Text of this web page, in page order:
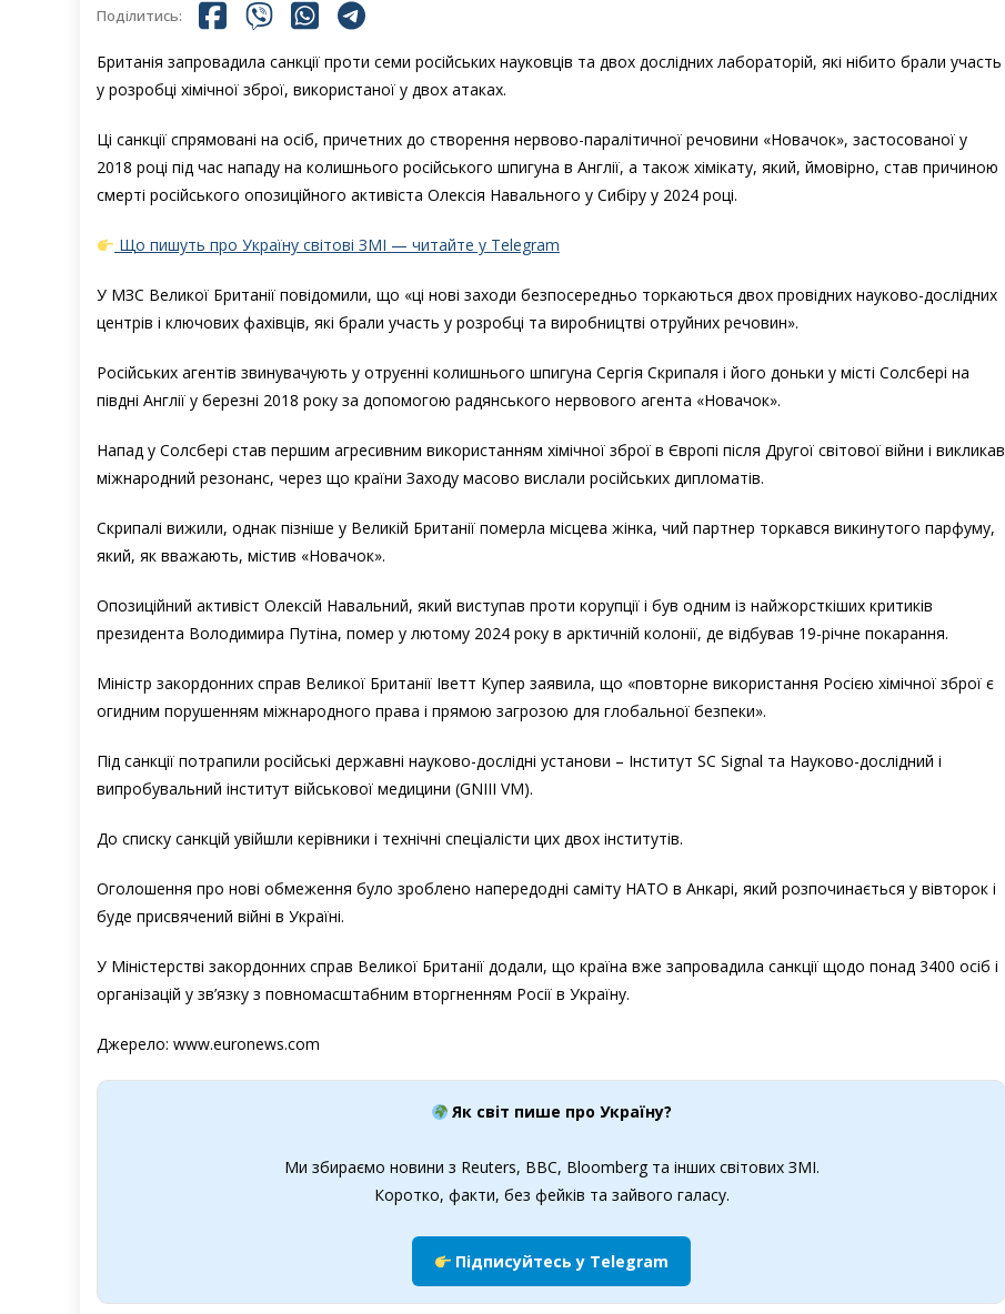
Поділитись:
Британія запровадила санкції проти семи російських науковців та двох дослідних лабораторій, які нібито брали участь
у розробці хімічної зброї, використаної у двох атаках.
Ці санкції спрямовані на осіб, причетних до створення нервово-паралітичної речовини «Новачок», застосованої у
2018 році під час нападу на колишнього російського шпигуна в Англії, а також хімікату, який, ймовірно, став причиною
смерті російського опозиційного активіста Олексія Навального у Сибіру у 2024 році.
Що пишуть про Україну світові ЗМІ — читайте у Telegram
У МЗС Великої Британії повідомили, що «ці нові заходи безпосередньо торкаються двох провідних науково-дослідних
центрів і ключових фахівців, які брали участь у розробці та виробництві отруйних речовин».
Російських агентів звинувачують у отруєнні колишнього шпигуна Сергія Скрипаля і його доньки у місті Солсбері на
півдні Англії у березні 2018 року за допомогою радянського нервового агента «Новачок».
Напад у Солсбері став першим агресивним використанням хімічної зброї в Європі після Другої світової війни і викликав
міжнародний резонанс, через що країни Заходу масово вислали російських дипломатів.
Скрипалі вижили, однак пізніше у Великій Британії померла місцева жінка, чий партнер торкався викинутого парфуму,
який, як вважають, містив «Новачок».
Опозиційний активіст Олексій Навальний, який виступав проти корупції і був одним із найжорсткіших критиків
президента Володимира Путіна, помер у лютому 2024 року в арктичній колонії, де відбував 19-річне покарання.
Міністр закордонних справ Великої Британії Іветт Купер заявила, що «повторне використання Росією хімічної зброї є
огидним порушенням міжнародного права і прямою загрозою для глобальної безпеки».
Під санкції потрапили російські державні науково-дослідні установи – Інститут SC Signal та Науково-дослідний і
випробувальний інститут військової медицини (GNIII VM).
До списку санкцій увійшли керівники і технічні спеціалісти цих двох інститутів.
Оголошення про нові обмеження було зроблено напередодні саміту НАТО в Анкарі, який розпочинається у вівторок і
буде присвячений війні в Україні.
У Міністерстві закордонних справ Великої Британії додали, що країна вже запровадила санкції щодо понад 3400 осіб і
організацій у зв’язку з повномасштабним вторгненням Росії в Україну.
Джерело: www.euronews.com
Як світ пише про Україну?
Ми збираємо новини з Reuters, BBC, Bloomberg та інших світових ЗМІ.
Коротко, факти, без фейків та зайвого галасу.
Підписуйтесь у Telegram